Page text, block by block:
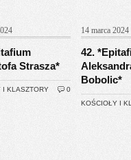
Strasza*
I KLASZTORY 0
14 marca 2024
42.
Bobolic*
KOŚCIOŁY I